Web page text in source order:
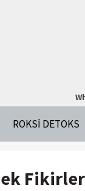
ROKSI DETOKS